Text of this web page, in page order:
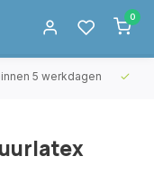
0
5 werkdagen